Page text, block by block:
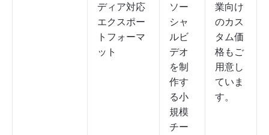
ディア対応
エクスポー
トフォーマ
ット
ソー
シャ
ルビ
デオ
を制
作す
る小
規模
チー
業向け
のカス
タム価
格もご
用意し
ていま
す。